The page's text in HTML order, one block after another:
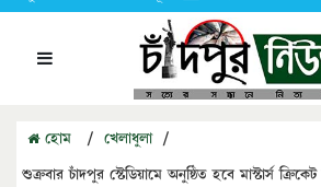
হোম / খেলাধুলা /
শুক্রবার চাঁদপুর স্টেডিয়ামে অনুষ্ঠিত হবে মাস্টার্স ক্রিকেট